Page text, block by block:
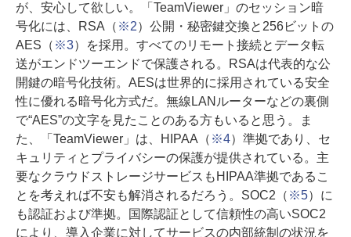
が、安心して欲しい。「TeamViewer」のセッション暗
号化には、RSA（ ※2）公開・秘密鍵交換と256ビットの
AES（ ※3）を採用。すべてのリモート接続とデータ転
送がエンドツーエンドで保護される。RSAは代表的な公
開鍵の暗号化技術。AESは世界的に採用されている安全
性に優れる暗号化方式だ。無線LANルーターなどの裏側
で“AES”の文字を見たことのある方もいると思う。ま
た、「TeamViewer」は、HIPAA（ ※4）準拠であり、セ
キュリティとプライバシーの保護が提供されている。主
要なクラウドストレージサービスもHIPAA準拠であるこ
とを考えれば不安も解消されるだろう。SOC2（ ※5）に
も認証および準拠。国際認証として信頼性の高いSOC2
により、導入企業に対してサービスの内部統制の状況を